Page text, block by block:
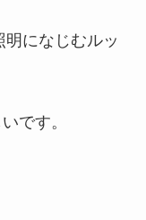
明になじむルッ
です。